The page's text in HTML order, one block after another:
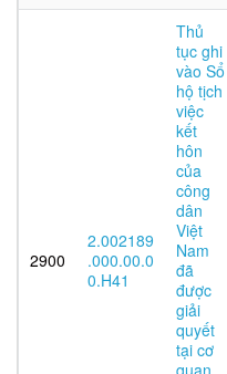
2900
2.002189
.000.00.0
0.H41
Thủ
tục ghi
vào Sổ
hộ tịch
việc
kết
hôn
của
công
dân
Việt
Nam
đã
được
giải
quyết
tại cơ
quan